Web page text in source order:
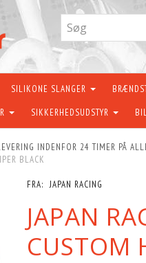
SILIKONE SLANGER
SIKKERHEDSUDSTYR
INDENFOR 24 TIMER PÅ
BLACK
FRA: JAPAN RACING
JAPAN
CUSTOM